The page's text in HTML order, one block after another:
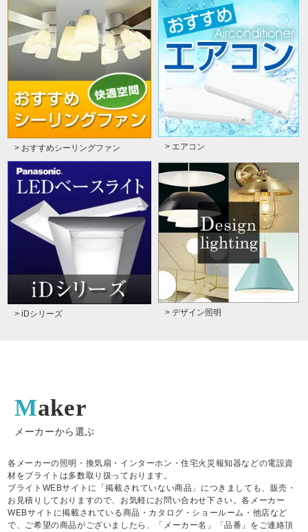
> おすすめシーリングファン > エアコン
> iDシリーズ > デザイン照明
Maker
メーカーから選ぶ
各メーカーの照明・換気扇・インターホン・住宅火災報知器などの電設資
材をブライトは多数取り扱っております。
ブライトWEBサイトに「掲載されていない商品」につきましても、販売・
お見積りしておりますので、お気軽にお問い合わせ下さい。各メーカー
WEBサイトに掲載されている商品・カタログ・ショールーム・他店など
で、ご希望の商品がございましたら、「メーカー名」「品番」をご連絡頂